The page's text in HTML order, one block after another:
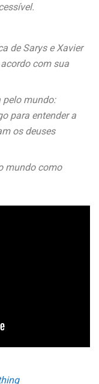
de Sarys e Xavier
com sua
pelo mundo:
para entender a
os deuses
mundo como